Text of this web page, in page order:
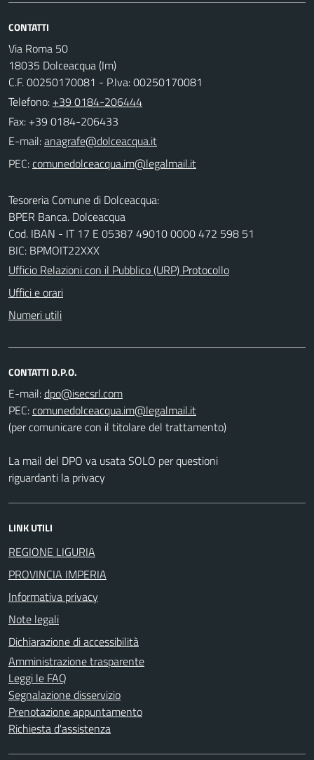
CONTATTI
Via Roma 50
18035 Dolceacqua (Im)
C.F. 00250170081 - P.Iva: 00250170081
Telefono: +39 0184-206444
Fax: +39 0184-206433
E-mail:
PEC:
Tesoreria Comune di Dolceacqua:
BPER Banca. Dolceacqua
Cod. IBAN - IT 17 E 05387 49010 0000 472 598 51
BIC: BPMOIT22XXX
Ufficio Relazioni con il Pubblico (URP) Protocollo
Uffici e orari
Numeri utili
CONTATTI D.P.O.
E-mail:
PEC:
(per comunicare con il titolare del trattamento)
La mail del DPO va usata SOLO per questioni
riguardanti la privacy
LINK UTILI
REGIONE LIGURIA
PROVINCIA IMPERIA
Informativa privacy
Note legali
Dichiarazione di accessibilità
Amministrazione trasparente
Leggi le FAQ
Segnalazione disservizio
Prenotazione appuntamento
Richiesta d'assistenza